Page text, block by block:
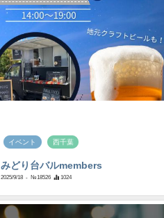
イベント 西千葉
みどり台バルmembers
2025/9/18 - №18526 1024